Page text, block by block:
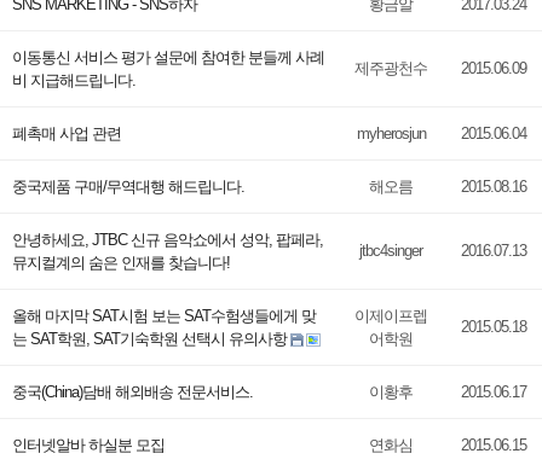
SNS MARKETING - SNS하자 황금알 2017.03.24
이동통신 서비스 평가 설문에 참여한 분들께 사례
비 지급해드립니다.
제주광천수 2015.06.09
폐촉매 사업 관련 myherosjun 2015.06.04
중국제품 구매/무역대행 해드립니다. 해오름 2015.08.16
안녕하세요, JTBC 신규 음악쇼에서 성악, 팝페라,
뮤지컬계의 숨은 인재를 찾습니다!
jtbc4singer 2016.07.13
올해 마지막 SAT시험 보는 SAT수험생들에게 맞
는 SAT학원, SAT기숙학원 선택시 유의사항
이제이프렙
어학원
2015.05.18
중국(China)담배 해외배송 전문서비스. 이황후 2015.06.17
인터넷알바 하실분 모집 연화심 2015.06.15